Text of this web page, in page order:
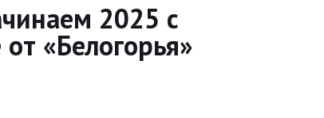
2025 с
«Белогорья»